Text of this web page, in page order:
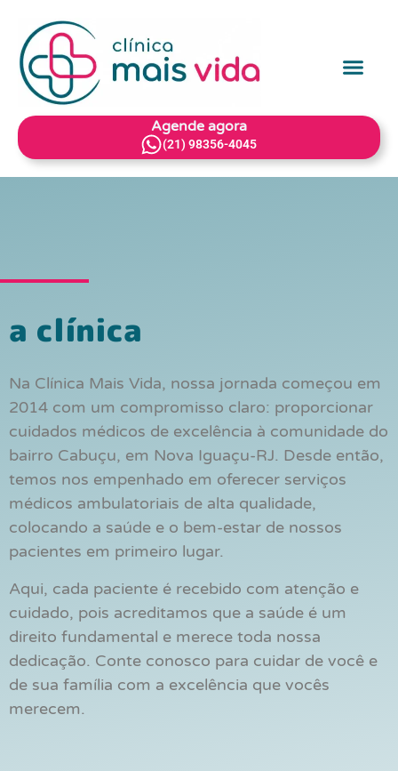
Agende agora
(21) 98356-4045
a clínica
Na Clínica Mais Vida, nossa jornada começou em
2014 com um compromisso claro: proporcionar
cuidados médicos de excelência à comunidade do
bairro Cabuçu, em Nova Iguaçu-RJ. Desde então,
temos nos empenhado em oferecer serviços
médicos ambulatoriais de alta qualidade,
colocando a saúde e o bem-estar de nossos
pacientes em primeiro lugar.
Aqui, cada paciente é recebido com atenção e
cuidado, pois acreditamos que a saúde é um
direito fundamental e merece toda nossa
dedicação. Conte conosco para cuidar de você e
de sua família com a excelência que vocês
merecem.